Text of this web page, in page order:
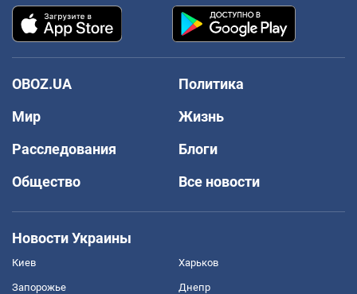
OBOZ.UA
Политика
Мир
Жизнь
Расследования
Блоги
Общество
Все новости
Новости Украины
Киев Харьков
Запорожье Днепр